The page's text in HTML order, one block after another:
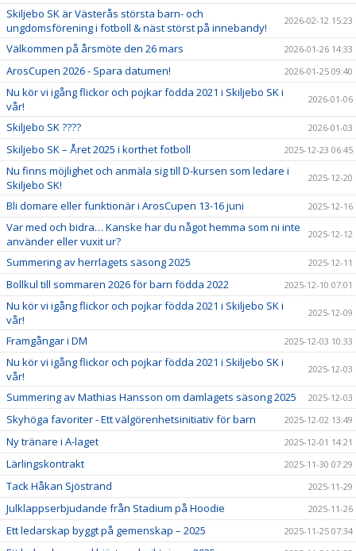
Skiljebo SK är Västerås största barn- och
ungdomsförening i fotboll & näst störst på innebandy!
2026-02-12 15:23
Välkommen på årsmöte den 26 mars 2026-01-26 14:33
ArosCupen 2026 - Spara datumen! 2026-01-25 09:40
Nu kör vi igång flickor och pojkar födda 2021 i Skiljebo SK i
vår!
2026-01-06
Skiljebo SK ???? 2026-01-03
Skiljebo SK – Året 2025 i korthet fotboll 2025-12-23 06:45
Nu finns möjlighet och anmäla sig till D-kursen som ledare i
Skiljebo SK!
2025-12-20
Bli domare eller funktionär i ArosCupen 13-16 juni 2025-12-16
Var med och bidra… Kanske har du något hemma som ni inte
använder eller vuxit ur?
2025-12-12
Summering av herrlagets säsong 2025 2025-12-11
Bollkul till sommaren 2026 för barn födda 2022 2025-12-10 07:01
Nu kör vi igång flickor och pojkar födda 2021 i Skiljebo SK i
vår!
2025-12-09
Framgångar i DM 2025-12-03 10:33
Nu kör vi igång flickor och pojkar födda 2021 i Skiljebo SK i
vår!
2025-12-03
Summering av Mathias Hansson om damlagets säsong 2025 2025-12-03
Skyhöga favoriter - Ett välgörenhetsinitiativ för barn 2025-12-02 13:49
Ny tränare i A-laget 2025-12-01 14:21
Lärlingskontrakt 2025-11-30 07:29
Tack Håkan Sjöstrand 2025-11-29
Julklappserbjudande från Stadium på Hoodie 2025-11-26
Ett ledarskap byggt på gemenskap – 2025 2025-11-25 07:34